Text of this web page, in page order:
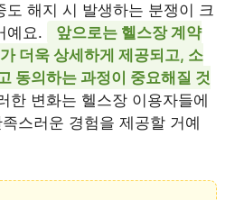
도 해지 시 발생하는 분쟁이 크
예요.
앞으로는 헬스장 계약
더욱 상세하게 제공되고, 소
동의하는 과정이 중요해질 것
한 변화는 헬스장 이용자들에
스러운 경험을 제공할 거예